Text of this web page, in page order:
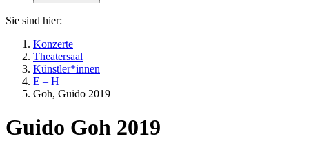
Sie sind hier:
Konzerte
Theatersaal
Künstler*innen
E – H
Goh, Guido 2019
Guido Goh 2019